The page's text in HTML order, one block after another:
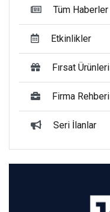
Tüm Haberler
Etkinlikler
Fırsat Ürünleri
Firma Rehberi
Seri İlanlar